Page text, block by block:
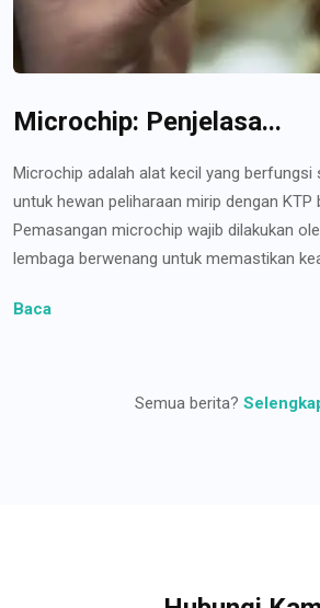
Microchip: Penjelasa...
Microchip adalah alat kecil yang berfungsi
untuk hewan peliharaan mirip dengan KTP
Pemasangan microchip wajib dilakukan
lembaga berwenang untuk memastikan
Baca
Semua berita?